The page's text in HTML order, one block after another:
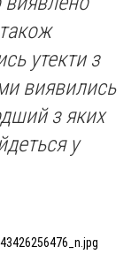
утекти з
виявились
з яких
у